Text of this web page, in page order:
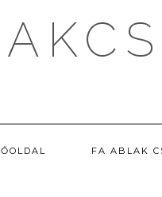
FA ABLAK